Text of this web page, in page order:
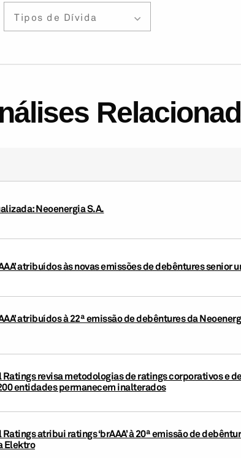
Tipos de Dívida
Neoenergia S.A.
atribuídos às novas emissões de debêntures
atribuídos à 22ª emissão de debêntures da
Ratings revisa metodologias de ratings corporativos e
entidades permanecem inalterados
atribui ratings ‘brAAA’ à 20ª emissão de
Elektro